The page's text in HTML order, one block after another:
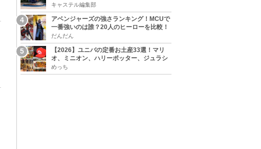
時間アプリも
キャステル編集部
アベンジャーズの強さランキング！MCUで
一番強いのは誰？20人のヒーローを比較！
だんだん
【2026】ユニバの定番お土産33選！マリ
オ、ミニオン、ハリーポッター、ジュラシ
ックパーク、セサミ、SINGなどのグッズ情
報
めっち